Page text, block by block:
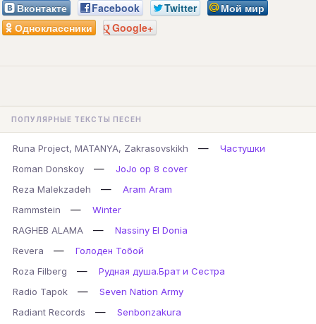
Вконтакте Facebook Twitter
Мой мир
Одноклассники
Google+
ПОПУЛЯРНЫЕ ТЕКСТЫ ПЕСЕН
Runa Project, MATANYA, Zakrasovskikh —
Частушки
Roman Donskoy
—
JoJo op 8 cover
Reza Malekzadeh
—
Aram Aram
Rammstein
—
Winter
RAGHEB ALAMA
—
Nassiny El Donia
Revera
—
Голоден Тобой
Roza Filberg
—
Рудная душа.Брат и Сестра
Radio Tapok
—
Seven Nation Army
Radiant Records
—
Senbonzakura